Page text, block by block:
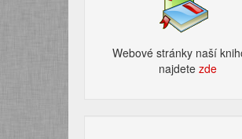
Webové stránky naší
najdetezde​